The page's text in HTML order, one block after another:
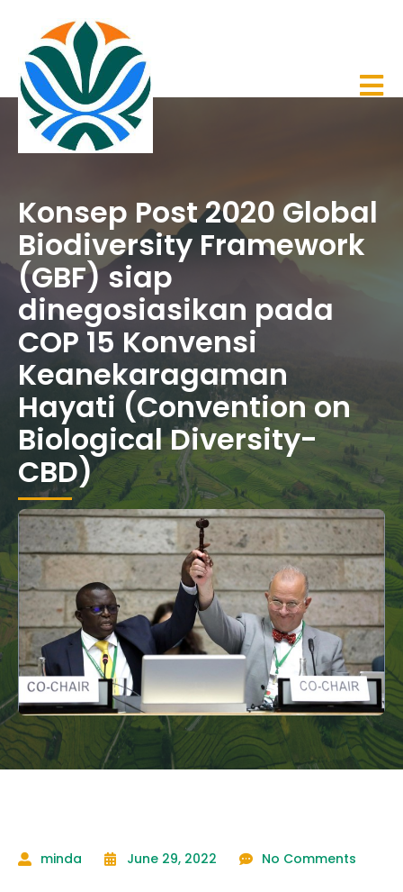
Konsep Post 2020 Global
Biodiversity Framework
(GBF) siap
dinegosiasikan pada
COP 15 Konvensi
Keanekaragaman
Hayati (Convention on
Biological Diversity-
CBD)
minda June 29, 2022 No Comments